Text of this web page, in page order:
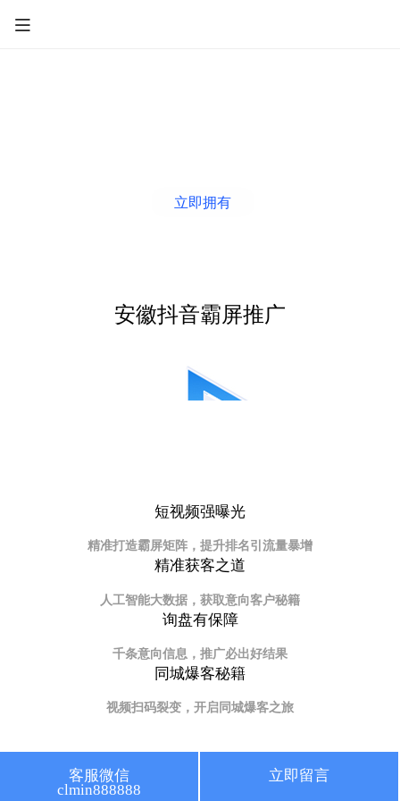
立即拥有
安徽抖音霸屏推广
短视频强曝光
精准打造霸屏矩阵，提升排名引流量暴增
精准获客之道
人工智能大数据，获取意向客户秘籍
询盘有保障
千条意向信息，推广必出好结果
同城爆客秘籍
视频扫码裂变，开启同城爆客之旅
安徽短视频推广优势
客服微信
clmin888888
立即留言